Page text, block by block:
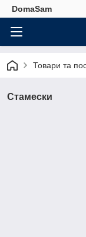
DomaSam
Товари та
Стамески